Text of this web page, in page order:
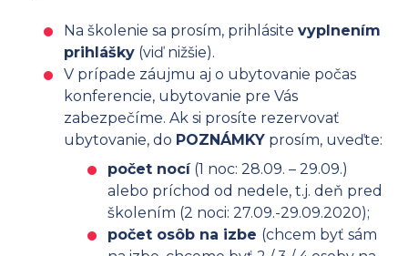
Na školenie sa prosím, prihlásitevyplnením
prihlášky (viď nižšie).
V prípade záujmu aj o ubytovanie počas
konferencie, ubytovanie pre Vás
zabezpečíme. Ak si prosíte rezervovať
ubytovanie, do POZNÁMKY prosím, uveďte:
počet nocí(1 noc: 28.09. – 29.09.)
alebo príchod od nedele, t.j. deň pred
školením (2 noci: 27.09.-29.09.2020);
počet osôb na izbe (chcem byť sám